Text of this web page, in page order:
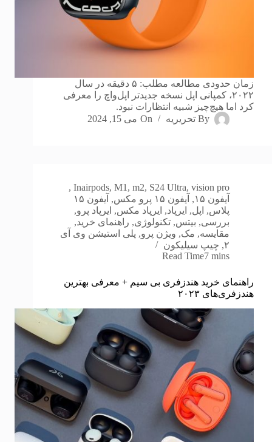
زمان حدودی مطالعه مطلب: ۵ دقیقه در سال
۲۰۲۲، کمپانی اپل نسخه جدیدتر اپل‌واچ را معرفی
کرد اما هیچ‌چیز شبیه انتظارات نبود.
By تحریریه On می 15, 2024
Inairpods, M1 , m2, S24 Ultra, vision pro
,
آیفون ۱۵
, آیفون ۱۵ پرو مکس ,
آیفون ۱۵
پلاس, اپل, ایرپاد, ایرپاد مکس, ایرپاد پرو,
بررسی, بیتس, تکنولوژی, راهنمای خرید,
مقایسه, مک, ویژن پرو, پلی استیشن وی آی
۲, چیپ سیلیکون
Read Time7 mins
راهنمای خرید هندزفری بی سیم + معرفی بهترین
هندزفری‌های ۲۰۲۳